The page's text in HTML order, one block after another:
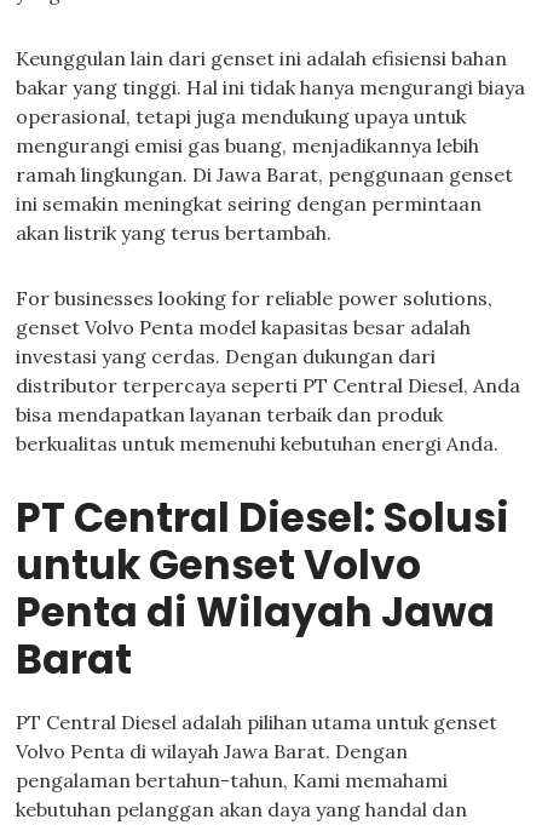
Keunggulan lain dari genset ini adalah efisiensi bahan
bakar yang tinggi. Hal ini tidak hanya mengurangi biaya
operasional, tetapi juga mendukung upaya untuk
mengurangi emisi gas buang, menjadikannya lebih
ramah lingkungan. Di Jawa Barat, penggunaan genset
ini semakin meningkat seiring dengan permintaan
akan listrik yang terus bertambah.
For businesses looking for reliable power solutions,
genset Volvo Penta model kapasitas besar adalah
investasi yang cerdas. Dengan dukungan dari
distributor terpercaya seperti PT Central Diesel, Anda
bisa mendapatkan layanan terbaik dan produk
berkualitas untuk memenuhi kebutuhan energi Anda.
PT Central Diesel: Solusi
untuk Genset Volvo
Penta di Wilayah Jawa
Barat
PT Central Diesel adalah pilihan utama untuk genset
Volvo Penta di wilayah Jawa Barat. Dengan
pengalaman bertahun-tahun, Kami memahami
kebutuhan pelanggan akan daya yang handal dan